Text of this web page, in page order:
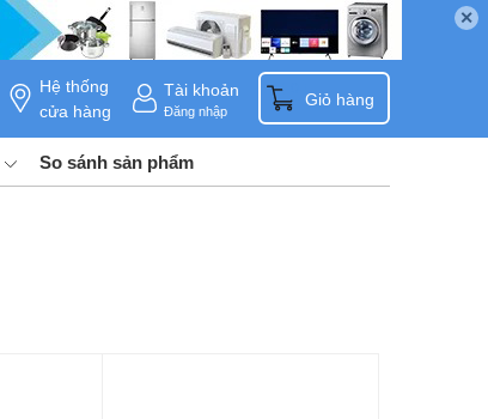
✕
Hệ thống
cửa hàng
Tài khoản
Đăng nhập
Giỏ hàng
So sánh sản phẩm